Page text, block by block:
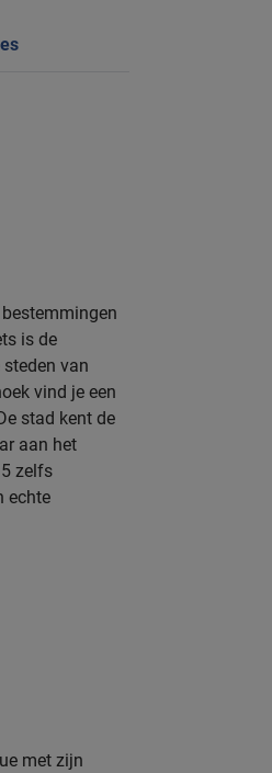
is de
van
vind je een
stad kent de
aan het
zelfs
echte
met zijn